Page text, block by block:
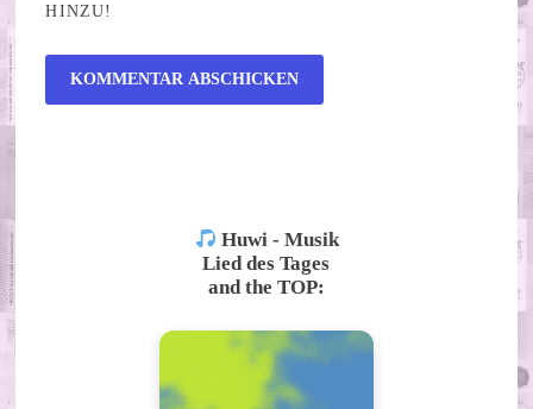
HINZU!
Huwi - Musik
Lied des Tages
and the TOP: